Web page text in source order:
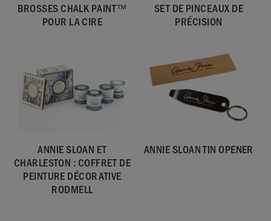
BROSSES CHALK PAINT™
POUR LA CIRE
SET DE PINCEAUX DE
PRÉCISION
ANNIE SLOAN ET
CHARLESTON : COFFRET DE
PEINTURE DÉCORATIVE
RODMELL
ANNIE SLOAN TIN OPENER